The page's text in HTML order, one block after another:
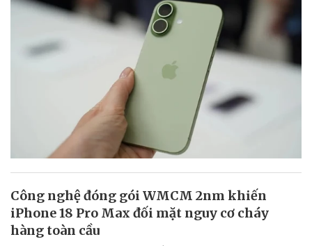
Công nghệ đóng gói WMCM 2nm khiến
iPhone 18 Pro Max đối mặt nguy cơ cháy
hàng toàn cầu